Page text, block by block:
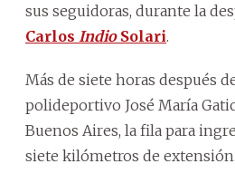
sus seguidoras, durante la
Carlos IndioSolari.
Más de siete horas después
polideportivo José María
Buenos Aires, la fila para
siete kilómetros de extensión.